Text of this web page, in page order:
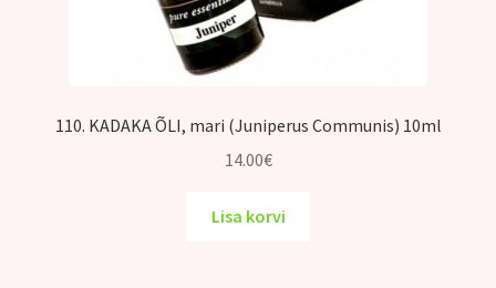
110. KADAKA ÕLI, mari (Juniperus Communis) 10ml
14.00€
Lisa korvi